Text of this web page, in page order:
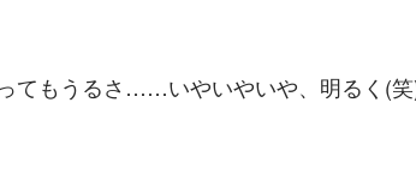
てもうるさ……いやいやいや、明るく(